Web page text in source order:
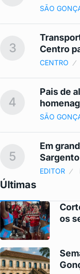
SÃO
3
Centro
CENTRO
4
Pais de
SÃO
5
Em
EDITOR
Últimas
os